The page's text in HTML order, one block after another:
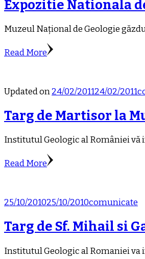
Expozitie Nationala
Muzeul Național de Geologie
Read More
Updated on24/02/201124/02/2011
Targ de Martisor la
Institutul Geologic al României vă
Read More
25/10/201025/10/2010comunicate
Targ de Sf. Mihail si
Institutul Geologic al Romaniei va